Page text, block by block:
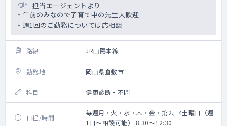
担当エージェントより
・午前のみなので子育て中の先生大歓迎
・週1回のご勤務については応相談
路線 JR山陽本線
勤務地 岡山県倉敷市
科目 健康診断・不問
日程/時間
毎週月・火・水・木・金・第2、4土曜日（週
1日～相談可能） 8:30～12:30